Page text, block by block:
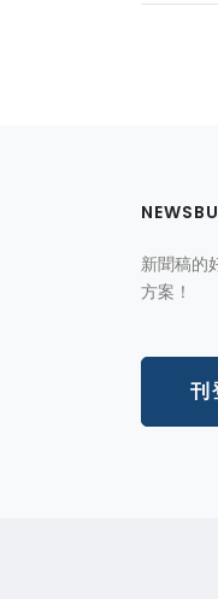
新聞稿的
方案！
刊